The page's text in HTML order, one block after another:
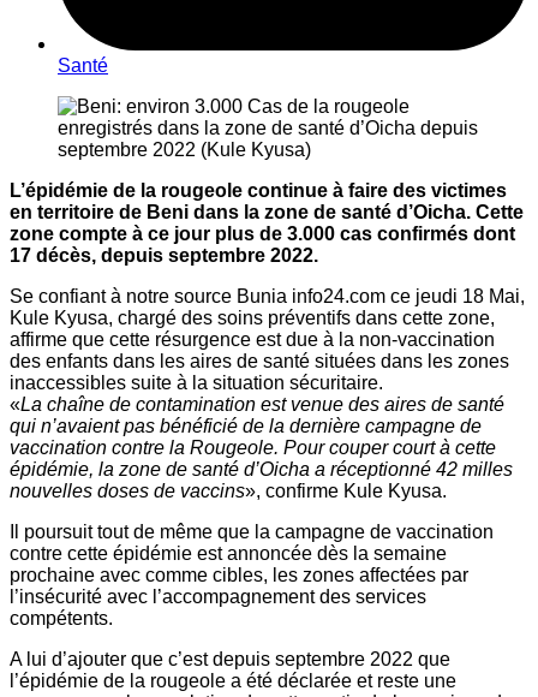
Santé
L’épidémie de la rougeole continue à faire des victimes
en territoire de Beni dans la zone de santé d’Oicha. Cette
zone compte à ce jour plus de 3.000 cas confirmés dont
17 décès, depuis septembre 2022.
Se confiant à notre source Bunia info24.com ce jeudi 18 Mai,
Kule Kyusa, chargé des soins préventifs dans cette zone,
affirme que cette résurgence est due à la non-vaccination
des enfants dans les aires de santé situées dans les zones
inaccessibles suite à la situation sécuritaire.
«La chaîne de contamination est venue des aires de santé
qui n’avaient pas bénéficié de la dernière campagne de
vaccination contre la Rougeole. Pour couper court à cette
épidémie, la zone de santé d’Oicha a réceptionné 42 milles
nouvelles doses de vaccins», confirme Kule Kyusa.
Il poursuit tout de même que la campagne de vaccination
contre cette épidémie est annoncée dès la semaine
prochaine avec comme cibles, les zones affectées par
l’insécurité avec l’accompagnement des services
compétents.
A lui d’ajouter que c’est depuis septembre 2022 que
l’épidémie de la rougeole a été déclarée et reste une